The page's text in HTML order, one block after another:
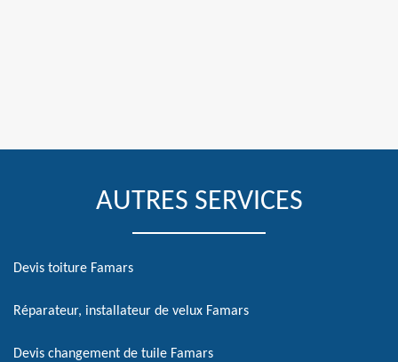
AUTRES SERVICES
Devis toiture Famars
Réparateur, installateur de velux Famars
Devis changement de tuile Famars